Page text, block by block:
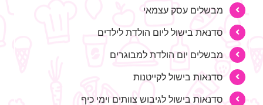
מבשלים עסק עצמאי
סדנאת בישול ליום הולדת לילדים
מבשלים יום הולדת למבוגרים
סדנאות בישול לקייטנות
סדנאות בישול לגיבוש צוותים וימי כיף